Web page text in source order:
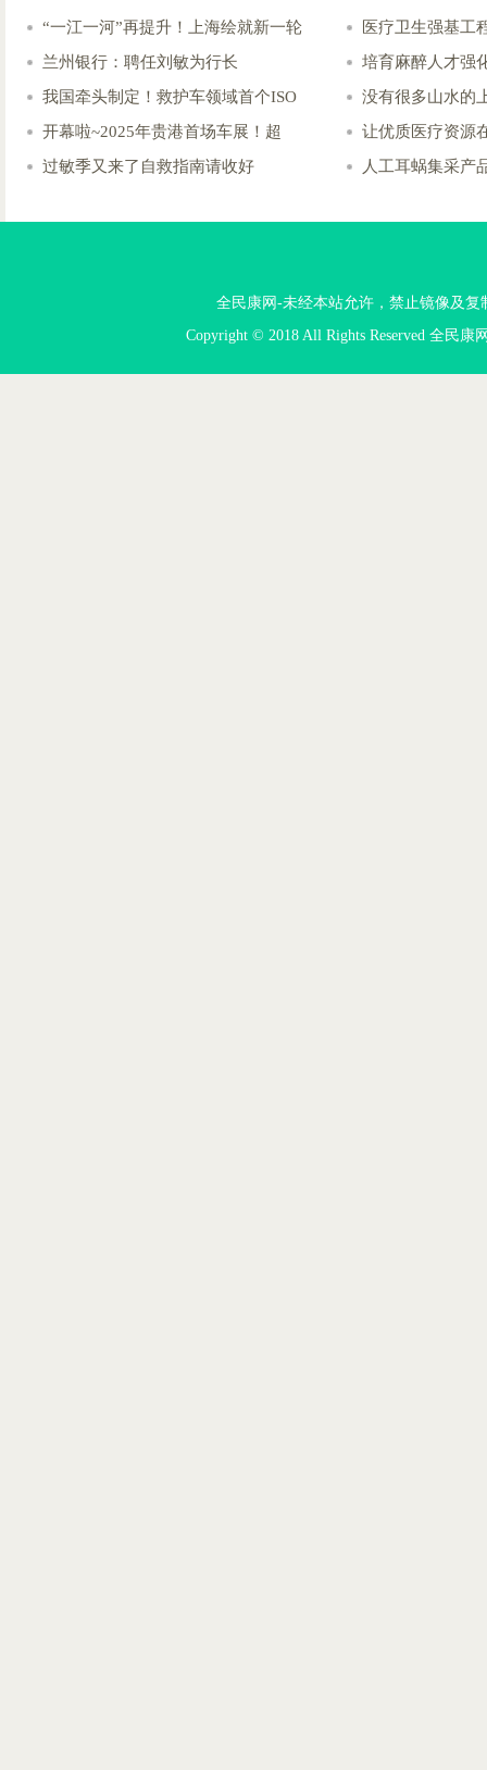
“一江一河”再提升！上海绘就新一轮
医疗卫生强基工
兰州银行：聘任刘敏为行长
培育麻醉人才强
我国牵头制定！救护车领域首个ISO
没有很多山水的
开幕啦~2025年贵港首场车展！超
让优质医疗资源
过敏季又来了自救指南请收好
人工耳蜗集采产
全民康网-未经本站允许，禁止镜像及复
Copyright © 2018 All Rights Reserved 全民康